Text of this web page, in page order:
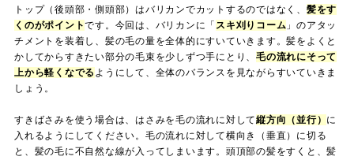
トップ（後頭部・側頭部）はバリカンでカットするのではなく、 髪をす
くのがポイントです。今回は、バリカンに「 スキ刈りコーム 」のアタッ
チメントを装着し、髪の毛の量を全体的にすいていきます。髪をよくと
かしてからすきたい部分の毛束を少しずつ手にとり、 毛の流れにそって
上から軽くなでる ようにして、全体のバランスを見ながらすいていきま
しょう。
すきばさみを使う場合は、はさみを毛の流れに対して縦方向（並行） に
入れるようにしてください。毛の流れに対して横向き（垂直）に切る
と、髪の毛に不自然な線が入ってしまいます。頭頂部の髪をすくと、髪